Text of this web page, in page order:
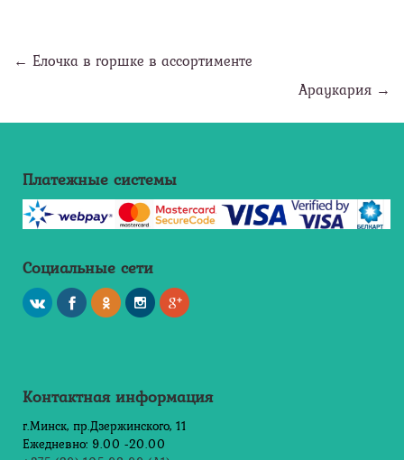
← Елочка в горшке в ассортименте
Араукария →
Платежные системы
Социальные сети
Контактная информация
г.Минск, пр.Дзержинского, 11
Ежедневно: 9.00 -20.00